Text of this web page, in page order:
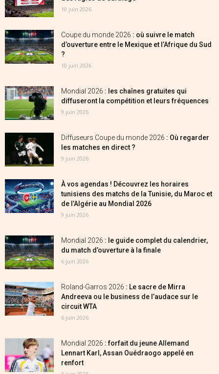
10 juin 2026
Coupe du monde 2026 : où suivre le match
d’ouverture entre le Mexique et l’Afrique du Sud
?
10 juin 2026
Mondial 2026 : les chaînes gratuites qui
diffuseront la compétition et leurs fréquences
9 juin 2026
Diffuseurs Coupe du monde 2026 : Où regarder
les matches en direct ?
9 juin 2026
À vos agendas ! Découvrez les horaires
tunisiens des matchs de la Tunisie, du Maroc et
de l’Algérie au Mondial 2026
9 juin 2026
Mondial 2026 : le guide complet du calendrier,
du match d’ouverture à la finale
6 juin 2026
Roland-Garros 2026 : Le sacre de Mirra
Andreeva ou le business de l’audace sur le
circuit WTA
6 juin 2026
Mondial 2026 : forfait du jeune Allemand
Lennart Karl, Assan Ouédraogo appelé en
renfort